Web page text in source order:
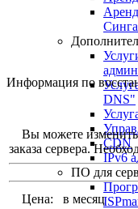
DNS"
CDN
IPv6
ПО для
Вы можете изменить
заказа сервера.
Цена: в месяц
Информация по